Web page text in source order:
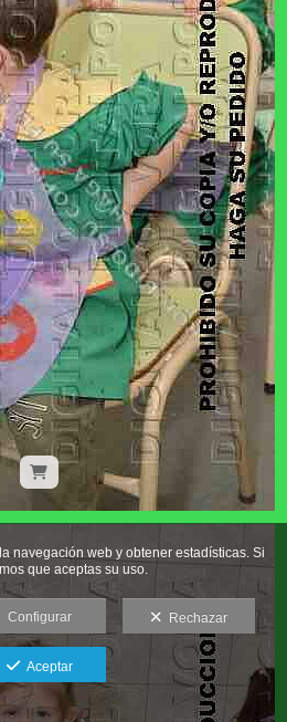
navegación web y obtener estadísticas. Si
que aceptas su uso.
Configurar Rechazar
Aceptar